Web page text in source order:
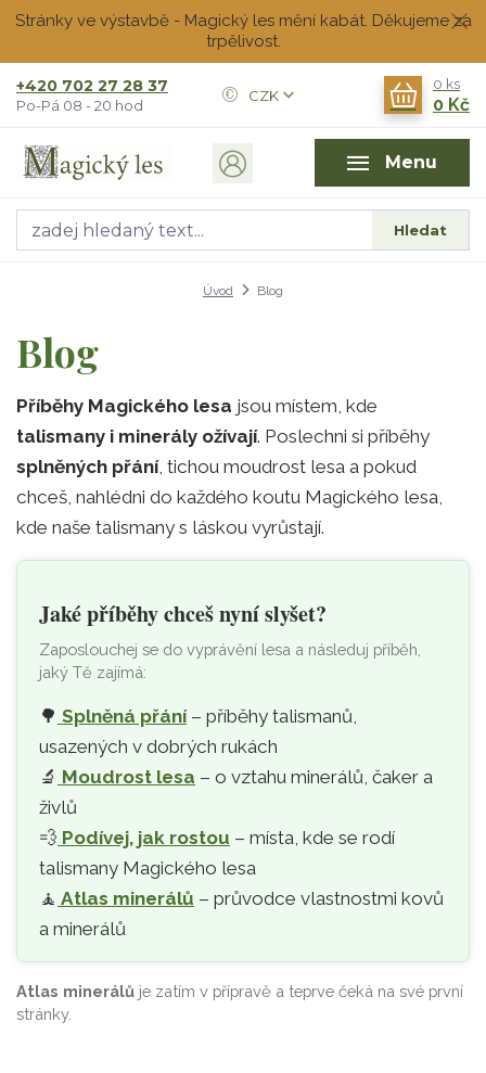
Stránky ve výstavbě - Magický les mění kabát. Děkujeme za
trpělivost.
Menu
CZK
Hledat
+420 702 27 28 37
Po-Pá 08 - 20 hod
0 ks
0 Kč
Úvod Blog
Blog
Příběhy Magického lesa jsou místem, kde
talismany i minerály ožívají. Poslechni si příběhy
splněných přání, tichou moudrost lesa a pokud
chceš, nahlédni do každého koutu Magického lesa,
kde naše talismany s láskou vyrůstají.
Jaké příběhy chceš nyní slyšet?
Zaposlouchej se do vyprávění lesa a následuj příběh,
jaký Tě zajímá:
🌳 Splněná přání– příběhy talismanů,
usazených v dobrých rukách
🔬 Moudrost lesa – o vztahu minerálů, čaker a
živlů
💨 Podívej, jak rostou – místa, kde se rodí
talismany Magického lesa
🧘‍ Atlas minerálů – průvodce vlastnostmi kovů
a minerálů
Atlas minerálů je zatím v přípravě a teprve čeká na své první
stránky.